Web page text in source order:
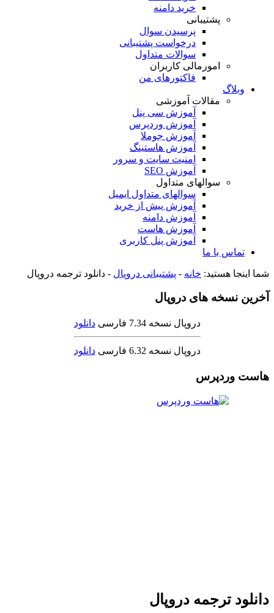
خرید دامنه
پشتیبانی
پرسیدن سوال
درخواست پشتیبانی
سوالات متداول
امورمالی کاربران
فاکتورهای من
وبلاگ
مقالات آموزشی
آموزش سی پنل
آموزش وردپرس
آموزش جوملا
آموزش هاستینگ
امنیت سایت و سرور
آموزش SEO
سوالهای متداول
سوالهای متداول ایمیل
آموزش پیش از خرید
آموزش دامنه
آموزش هاست
آموزش پنل کاربری
تماس با ما
شما اینجا هستید: خانه - پشتیبانی دروپال - دانلود ترجمه دروپال
آخرین نسخه های دروپال
دروپال نسخه 7.34 فارسی دانلود
دروپال نسخه 6.32 فارسی دانلود
هاست وردپرس
دانلود ترجمه دروپال